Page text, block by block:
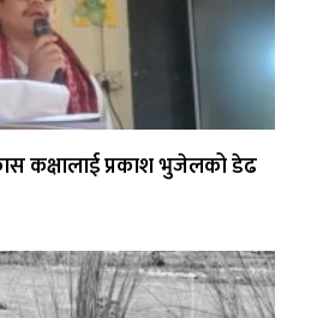
कक्षालाई प्रकाश भुजेलको डेढ